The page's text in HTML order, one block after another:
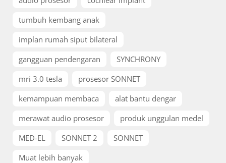
tumbuh kembang anak
implan rumah siput bilateral
gangguan pendengaran
SYNCHRONY
mri 3.0 tesla
prosesor SONNET
kemampuan membaca
alat bantu dengar
merawat audio prosesor
produk unggulan medel
MED-EL
SONNET 2
SONNET
Muat lebih banyak